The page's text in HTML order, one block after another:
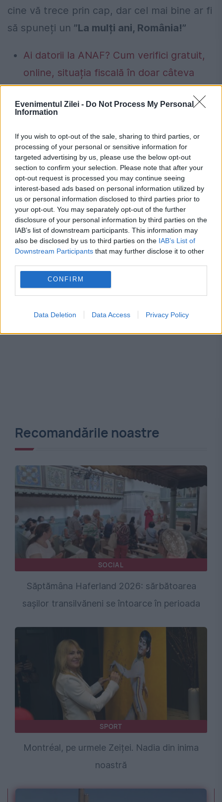
Evenimentul Zilei - Do Not Process My Personal
Information
If you wish to opt-out of the sale, sharing to third parties, or
processing of your personal or sensitive information for
targeted advertising by us, please use the below opt-out
section to confirm your selection. Please note that after your
opt-out request is processed you may continue seeing
interest-based ads based on personal information utilized by
us or personal information disclosed to third parties prior to
your opt-out. You may separately opt-out of the further
disclosure of your personal information by third parties on the
IAB’s list of downstream participants. This information may
also be disclosed by us to third parties on the IAB’s List of
Downstream Participants that may further disclose it to other
CONFIRM
Data Deletion Data Access Privacy Policy
cine vă trece prin cap, dar cel mai bine ar fi
să spuneți un ”La mulți ani, România!”
Ai datorii la ANAF? Cum verifici gratuit,
online, situația fiscală în doar câteva
minute
Guvernul a adoptat noi măsuri de
electrică. Transelectrica poate limita
consumul între orele 19:00 și 23:00 dacă
apar deficite în sistem
10 mai regele Mihai I sarbatoare
Recomandările noastre
SOCIAL
Săptămâna Haferland 2026: sărbătoarea
sașilor transilvăneni se întoarce în perioada
SPORT
Montréal, pe urmele Zeiței. Nadia din inima
noastră